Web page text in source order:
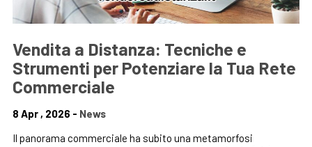
Vendita a Distanza: Tecniche e
Strumenti per Potenziare la Tua Rete
Commerciale
8 Apr , 2026 - News
Il panorama commerciale ha subito una metamorfosi